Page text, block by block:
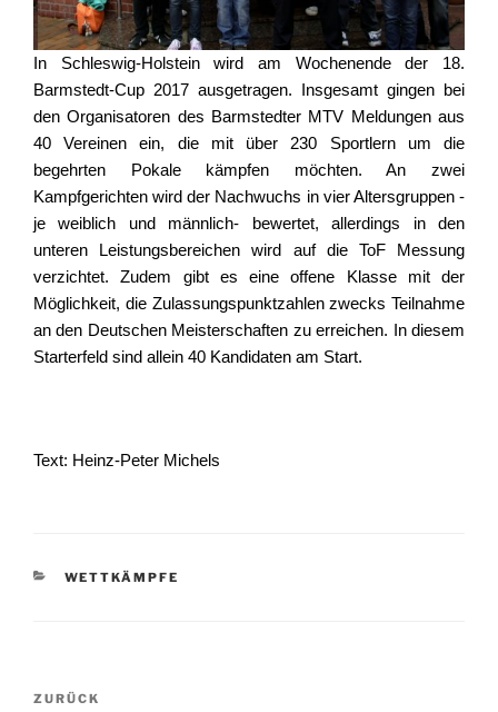
In Schleswig-Holstein wird am Wochenende der 18.
Barmstedt-Cup 2017 ausgetragen. Insgesamt gingen bei
den Organisatoren des Barmstedter MTV Meldungen aus
40 Vereinen ein, die mit über 230 Sportlern um die
begehrten Pokale kämpfen möchten. An zwei
Kampfgerichten wird der Nachwuchs in vier Altersgruppen -
je weiblich und männlich- bewertet, allerdings in den
unteren Leistungsbereichen wird auf die ToF Messung
verzichtet. Zudem gibt es eine offene Klasse mit der
Möglichkeit, die Zulassungspunktzahlen zwecks Teilnahme
an den Deutschen Meisterschaften zu erreichen. In diesem
Starterfeld sind allein 40 Kandidaten am Start.
Text: Heinz-Peter Michels
KATEGORIEN
WETTKÄMPFE
Beitragsnavigation
Vorheriger
ZURÜCK